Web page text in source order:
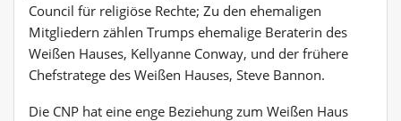
Council für religiöse Rechte; Zu den ehemaligen
Mitgliedern zählen Trumps ehemalige Beraterin des
Weißen Hauses, Kellyanne Conway, und der frühere
Chefstratege des Weißen Hauses, Steve Bannon.
Die CNP hat eine enge Beziehung zum Weißen Haus